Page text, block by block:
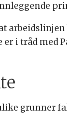
i tråd med
grunner